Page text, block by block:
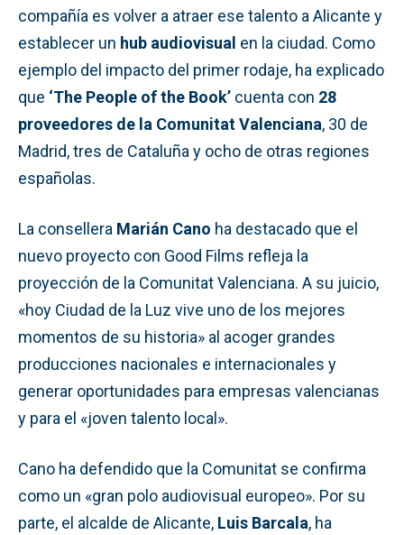
compañía es volver a atraer ese talento a Alicante y
establecer un hub audiovisual en la ciudad. Como
ejemplo del impacto del primer rodaje, ha explicado
que ‘The People of the Book’ cuenta con 28
proveedores de la Comunitat Valenciana, 30 de
Madrid, tres de Cataluña y ocho de otras regiones
españolas.
La consellera Marián Cano ha destacado que el
nuevo proyecto con Good Films refleja la
proyección de la Comunitat Valenciana. A su juicio,
«hoy Ciudad de la Luz vive uno de los mejores
momentos de su historia» al acoger grandes
producciones nacionales e internacionales y
generar oportunidades para empresas valencianas
y para el «joven talento local».
Cano ha defendido que la Comunitat se confirma
como un «gran polo audiovisual europeo». Por su
parte, el alcalde de Alicante, Luis Barcala, ha